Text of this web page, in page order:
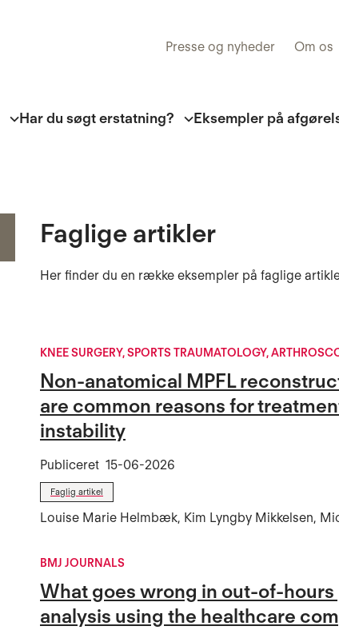
Presse og nyheder Om os
Har du søgt erstatning? Eksempler på
Faglige artikler
Her finder du en række eksempler på faglige
KNEE SURGERY, SPORTS TRAUMATOLOGY,
Non-anatomical MPFL
are common reasons for
instability
Publiceret 15-06-2026
Faglig artikel
Louise Marie Helmbæk, Kim Lyngby Mikkelsen,
BMJ JOURNALS
What goes wrong in out-of-
analysis using the healthcare